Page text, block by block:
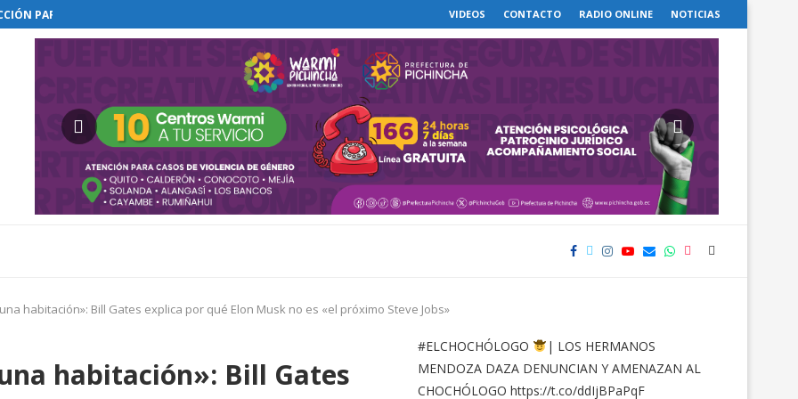
MALDONADO CARBO FUERON INSPECCIONADOS
EL RESTABLECIMIENTO DE...
VIDA EN EL MONTE...
POR LA MINERÍA ILEGAL...
A...
Y...
LA CASA BLANCA...
DEBATIRÁ ELIMINACIÓN DEL FUERO...
VIDEOS CONTACTO RADIO ONLINE NOTICIAS
habitación»: Bill Gates explica por qué Elon Musk no es «el próximo Steve Jobs»
habitación»: Bill Gates
#ELCHOCHÓLOGO
| LOS HERMANOS
MENDOZA DAZA DENUNCIAN Y AMENAZAN AL
CHOCHÓLOGO https://t.co/ddIjBPaPqF